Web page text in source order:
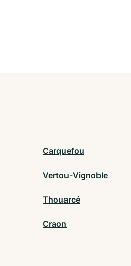
Carquefou
Vertou-Vignoble
Thouarcé
Craon